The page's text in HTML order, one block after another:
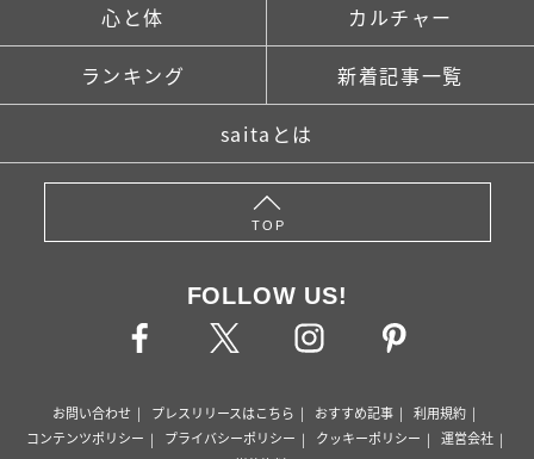
心と体 カルチャー
ランキング 新着記事一覧
saitaとは
TOP
FOLLOW US!
お問い合わせ プレスリリースはこちら おすすめ記事
利用規約
コンテンツポリシー
プライバシーポリシー クッキーポリシー
運営会社